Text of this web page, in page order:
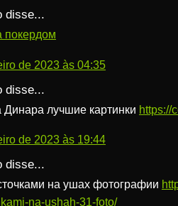
disse...
покердом
de 2023 às 04:35
disse...
Динара лучшие картинки https://
de 2023 às 19:44
disse...
на ушах фотографии
na-ushah-31-foto/